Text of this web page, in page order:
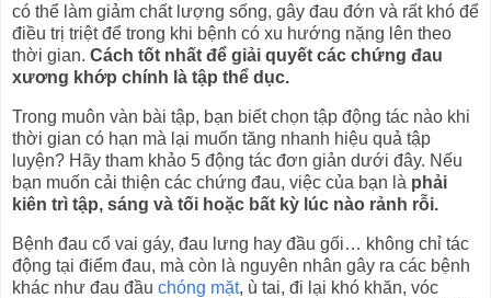
có thể làm giảm chất lượng sống, gây đau đớn và rất khó để
điều trị triệt để trong khi bệnh có xu hướng nặng lên theo
thời gian. Cách tốt nhất để giải quyết các chứng đau
xương khớp chính là tập thể dục.
Trong muôn vàn bài tập, bạn biết chọn tập động tác nào khi
thời gian có hạn mà lại muốn tăng nhanh hiệu quả tập
luyện? Hãy tham khảo 5 động tác đơn giản dưới đây. Nếu
bạn muốn cải thiện các chứng đau, việc của bạn là phải
kiên trì tập, sáng và tối hoặc bất kỳ lúc nào rảnh rỗi.
Bệnh đau cổ vai gáy, đau lưng hay đầu gối… không chỉ tác
động tại điểm đau, mà còn là nguyên nhân gây ra các bệnh
khác như đau đầu chóng mặt, ù tai, đi lại khó khăn, vóc